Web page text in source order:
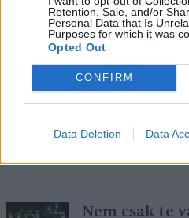
Retention, Sale, and/or
Personal Data that Is
Purposes for which it was
Opted Out
CONFIRM
Data Deletion Data
Őshonos
kertbe! –
Granát-Galló Tímea
Nem csak te